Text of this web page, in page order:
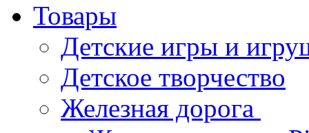
Товары
Детские игры и
Детское творчество
Железная дорога